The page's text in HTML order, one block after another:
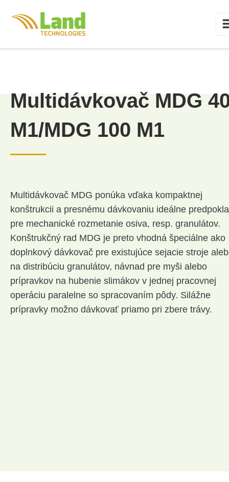
Multidávkovač MDG
M1/MDG 100 M1
Multidávkovač MDG ponúka vďaka kompaktnej
konštrukcii a presnému dávkovaniu ideálne
pre mechanické rozmetanie osiva, resp. granulátov.
Konštrukčný rad MDG je preto vhodná špeciálne ako
doplnkový dávkovač pre existujúce sejacie stroje
na distribúciu granulátov, návnad pre myši alebo
prípravkov na hubenie slimákov v jednej pracovnej
operáciu paralelne so spracovaním pôdy. Silážne
prípravky možno dávkovať priamo pri zbere trávy.